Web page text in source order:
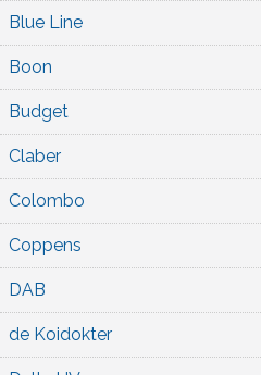
Blue Line
Boon
Budget
Claber
Colombo
Coppens
DAB
de Koidokter